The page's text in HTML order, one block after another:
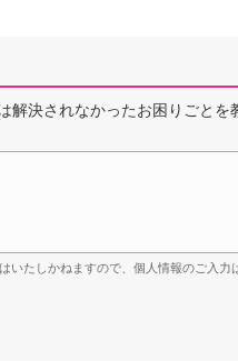
解決されなかったお困りごとを
いたしかねますので、個人情報のご入力